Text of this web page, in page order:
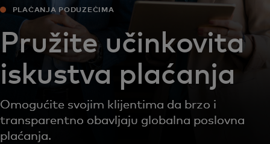
PLAĆANJA PODUZEĆIMA
Pružite učinkovita
iskustva plaćanja
Omogućite svojim klijentima da brzo i
transparentno obavljaju globalna poslovna
plaćanja.